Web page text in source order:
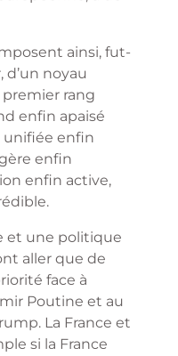
ainsi, fut-
d’un noyau
rang
enfin apaisé
unifiée enfin
enfin
enfin active,
et une politique
aller que de
face à
Poutine et au
La France et
si la France